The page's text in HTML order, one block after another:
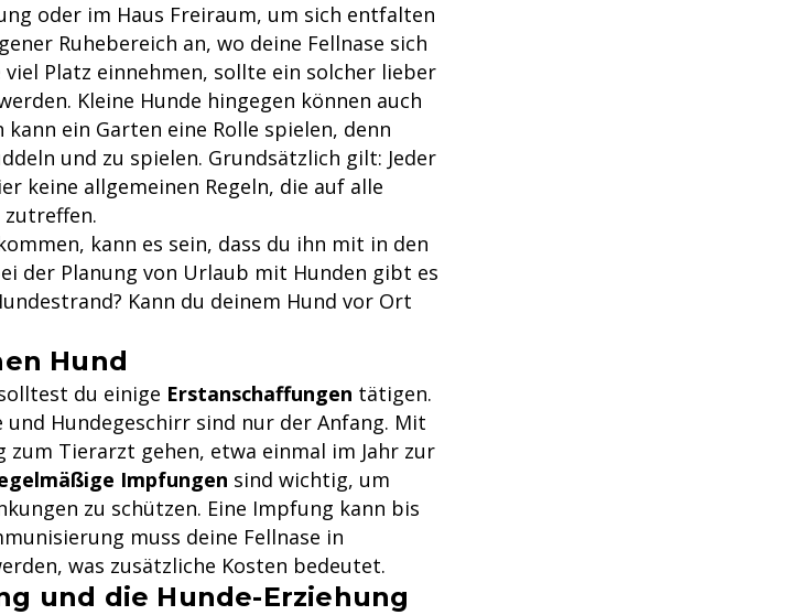
oder im Haus Freiraum, um sich entfalten
Ruhebereich an, wo deine Fellnase sich
Platz einnehmen, sollte ein solcher lieber
Kleine Hunde hingegen können auch
ein Garten eine Rolle spielen, denn
und zu spielen. Grundsätzlich gilt: Jeder
keine allgemeinen Regeln, die auf alle
kann es sein, dass du ihn mit in den
der Planung von Urlaub mit Hunden gibt es
Kann du deinem Hund vor Ort
Hund
du einige Erstanschaffungen tätigen.
Hundegeschirr sind nur der Anfang. Mit
Tierarzt gehen, etwa einmal im Jahr zur
Impfungen sind wichtig, um
zu schützen. Eine Impfung kann bis
muss deine Fellnase in
was zusätzliche Kosten bedeutet.
und die Hunde-Erziehung